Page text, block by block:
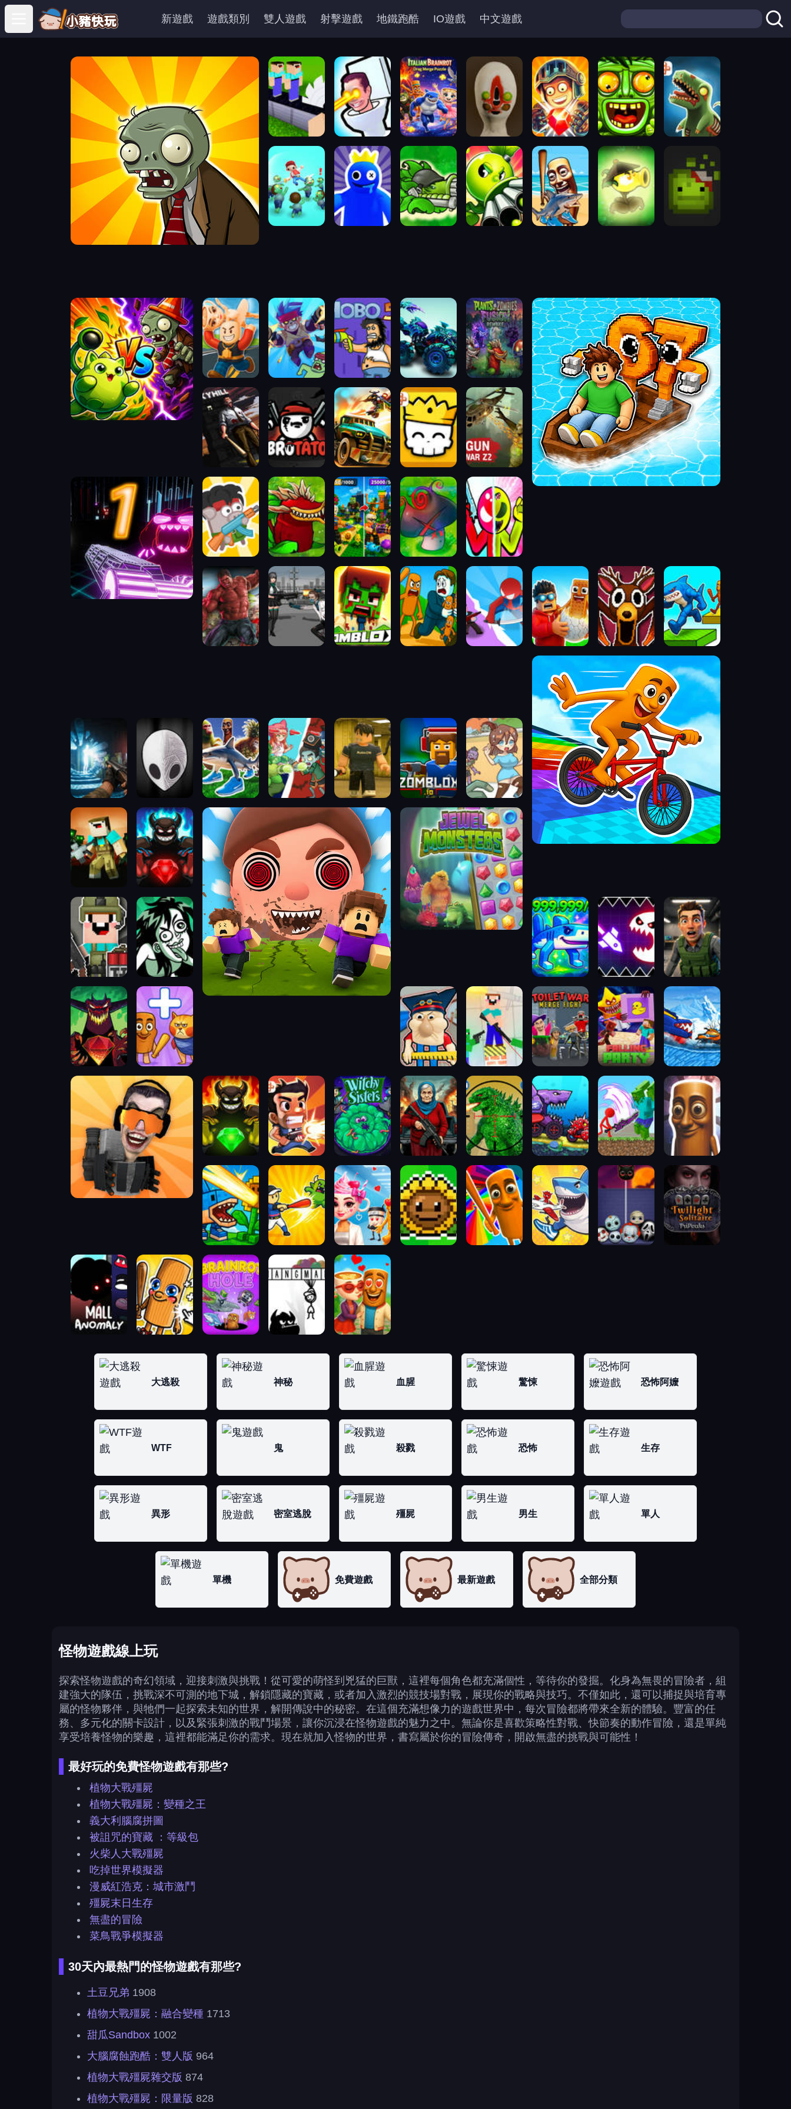
Open main menu
新遊戲 遊戲類別 雙人遊戲 射擊遊戲 地鐵跑酷 IO遊戲 中文遊戲
大逃殺 神秘 血腥 驚悚 恐怖阿嬤
WTF 鬼 殺戮 恐怖 生存
異形 密室逃脫 殭屍 男生 單人
單機 免費遊戲 最新遊戲 全部分類
怪物遊戲線上玩
探索怪物遊戲的奇幻領域，迎接刺激與挑戰！從可愛的萌怪到兇猛的巨獸，這裡每個角色都充滿個性，等待你的發掘。化身為無畏的冒險者，組
建強大的隊伍，挑戰深不可測的地下城，解鎖隱藏的寶藏，或者加入激烈的競技場對戰，展現你的戰略與技巧。不僅如此，還可以捕捉與培育專
屬的怪物夥伴，與牠們一起探索未知的世界，解開傳說中的秘密。在這個充滿想像力的遊戲世界中，每次冒險都將帶來全新的體驗。豐富的任
務、多元化的關卡設計，以及緊張刺激的戰鬥場景，讓你沉浸在怪物遊戲的魅力之中。無論你是喜歡策略性對戰、快節奏的動作冒險，還是單純
享受培養怪物的樂趣，這裡都能滿足你的需求。現在就加入怪物的世界，書寫屬於你的冒險傳奇，開啟無盡的挑戰與可能性！
最好玩的免費怪物遊戲有那些?
植物大戰殭屍
植物大戰殭屍：變種之王
義大利腦腐拼圖
被詛咒的寶藏 ：等級包
火柴人大戰殭屍
吃掉世界模擬器
漫威紅浩克：城市激鬥
殭屍末日生存
無盡的冒險
菜鳥戰爭模擬器
30天內最熱門的怪物遊戲有那些?
土豆兄弟 1908
植物大戰殭屍：融合變種 1713
甜瓜Sandbox 1002
大腦腐蝕跑酷：雙人版 964
植物大戰殭屍雜交版 874
植物大戰殭屍：限量版 828